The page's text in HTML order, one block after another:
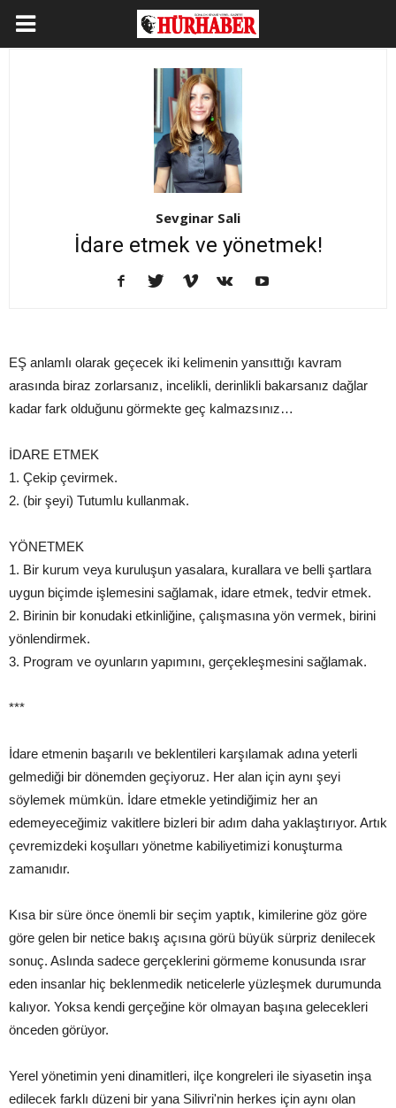
Sevginar Sali
İdare etmek ve yönetmek!
EŞ anlamlı olarak geçecek iki kelimenin yansıttığı kavram
arasında biraz zorlarsanız, incelikli, derinlikli bakarsanız dağlar
kadar fark olduğunu görmekte geç kalmazsınız…
İDARE ETMEK
1. Çekip çevirmek.
2. (bir şeyi) Tutumlu kullanmak.
YÖNETMEK
1. Bir kurum veya kuruluşun yasalara, kurallara ve belli şartlara
uygun biçimde işlemesini sağlamak, idare etmek, tedvir etmek.
2. Birinin bir konudaki etkinliğine, çalışmasına yön vermek, birini
yönlendirmek.
3. Program ve oyunların yapımını, gerçekleşmesini sağlamak.
***
İdare etmenin başarılı ve beklentileri karşılamak adına yeterli
gelmediği bir dönemden geçiyoruz. Her alan için aynı şeyi
söylemek mümkün. İdare etmekle yetindiğimiz her an
edemeyeceğimiz vakitlere bizleri bir adım daha yaklaştırıyor. Artık
çevremizdeki koşulları yönetme kabiliyetimizi konuşturma
zamanıdır.
Kısa bir süre önce önemli bir seçim yaptık, kimilerine göz göre
göre gelen bir netice bakış açısına görü büyük sürpriz denilecek
sonuç. Aslında sadece gerçeklerini görmeme konusunda ısrar
eden insanlar hiç beklenmedik neticelerle yüzleşmek durumunda
kalıyor. Yoksa kendi gerçeğine kör olmayan başına gelecekleri
önceden görüyor.
Yerel yönetimin yeni dinamitleri, ilçe kongreleri ile siyasetin inşa
edilecek farklı düzeni bir yana Silivri'nin herkes için aynı olan